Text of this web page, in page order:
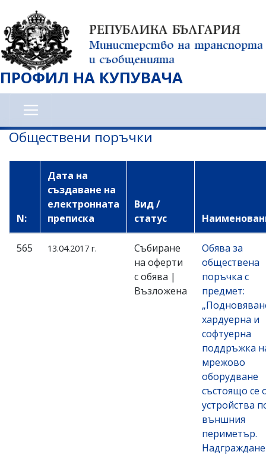
към
основното
съдържание
ПРОФИЛ НА КУПУВАЧА
Обществени поръчки
N:
Дата на
създаване на
електронната
преписка
Вид /
статус
565 13.04.2017 г.
Събиране
на оферти
с обява |
Възложена
Обява за
обществена
поръчка с
предмет:
хардуерна и
софтуерна
поддръжка
мрежово
оборудване
състоящо се
устройства
външния
периметър.